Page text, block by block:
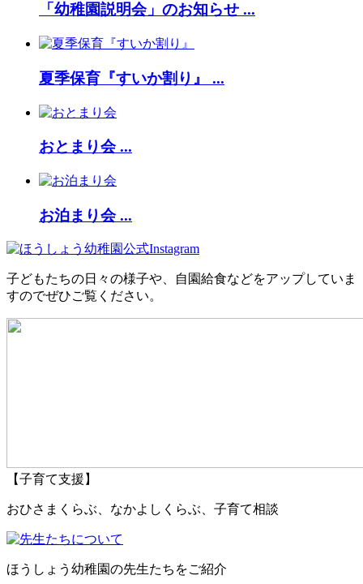
「幼稚園説明会」のお知らせ ...
夏季保育『すいか割り』 ...
おとまり会 ...
お泊まり会 ...
子どもたちの日々の様子や、自園給食などをアップしていま
すのでぜひご覧ください。
【子育て支援】
おひさまくらぶ、なかよしくらぶ、子育て相談
ほうしょう幼稚園の先生たちをご紹介